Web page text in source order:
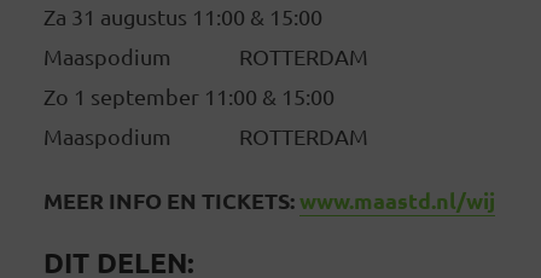
Za 31 augustus 11:00 & 15:00
Maaspodium ROTTERDAM
Zo 1 september 11:00 & 15:00
Maaspodium ROTTERDAM
MEER INFO EN TICKETS:www.maastd.nl/wij
DIT DELEN: